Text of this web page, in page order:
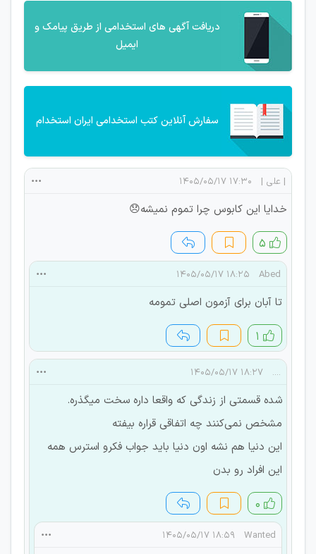
دریافت آگهی های استخدامی از طریق پیامک و
ایمیل
سفارش آنلاین کتب استخدامی ایران استخدام
| علی | ۱۷:۳۰ ۱۴۰۵/۰۵/۱۷
خدایا این کابوس چرا تموم نمیشه😞
۵
Abed ۱۸:۲۵ ۱۴۰۵/۰۵/۱۷
تا آبان برای آزمون اصلی تمومه
۱
.... ۱۸:۲۷ ۱۴۰۵/۰۵/۱۷
شده قسمتی از زندگی که واقعا داره سخت میگذره.
مشخص نمی‌کنند چه اتفاقی قراره بیفته
این دنیا هم نشه اون دنیا باید جواب فکرو استرس همه
این افراد رو بدن
۰
Wanted ۱۸:۵۹ ۱۴۰۵/۰۵/۱۷